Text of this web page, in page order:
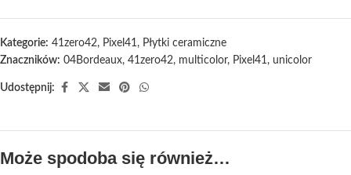
Kategorie: 41zero42, Pixel41, Płytki ceramiczne
Znaczników: 04Bordeaux, 41zero42, multicolor, Pixel41, unicolor
Udostępnij:
Może spodoba się również…